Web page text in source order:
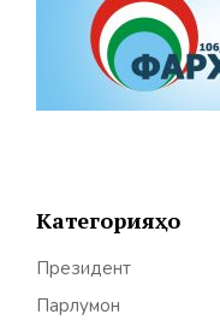
Категорияҳо
Президент
Парлумон